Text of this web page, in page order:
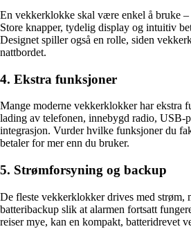
En vekkerklokke skal være enkel å bruke –
Store knapper, tydelig display og intuitiv
Designet spiller også en rolle, siden
nattbordet.
4. Ekstra funksjoner
Mange moderne vekkerklokker har ekstra
lading av telefonen, innebygd radio, USB-
integrasjon. Vurder hvilke funksjoner du
betaler for mer enn du bruker.
5. Strømforsyning og backup
De fleste vekkerklokker drives med strøm,
batteribackup slik at alarmen fortsatt
reiser mye, kan en kompakt, batteridrevet